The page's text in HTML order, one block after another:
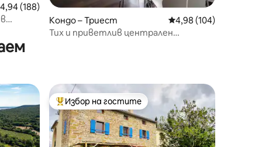
оценка: 4,94 от 5, 188 отзива
4,94 (188)
Кондо – Триест Средна оценка: 4,98
4,98 (104)
Тих и приветлив централен
Най-популярен избор на гостите
Избор на гостите